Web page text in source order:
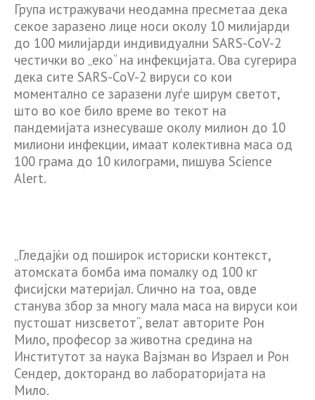
Група истражувачи неодамна пресметаа дека
секое заразено лице носи околу 10 милијарди
до 100 милијарди индивидуални SARS-CoV-2
честички во „еко“ на инфекцијата. Ова сугерира
дека сите SARS-CoV-2 вируси со кои
моментално се заразени луѓе ширум светот,
што во кое било време во текот на
пандемијата изнесуваше околу милион до 10
милиони инфекции, имаат колективна маса од
100 грама до 10 килограми, пишува Science
Alert.
„Гледајќи од поширок историски контекст,
атомската бомба има помалку од 100 кг
фисијски материјал. Слично на тоа, овде
станува збор за многу мала маса на вируси кои
пустошат низсветот“, велат авторите Рон
Мило, професор за животна средина на
Институтот за наука Вајзман во Израел и Рон
Сендер, докторанд во лабораторијата на
Мило.